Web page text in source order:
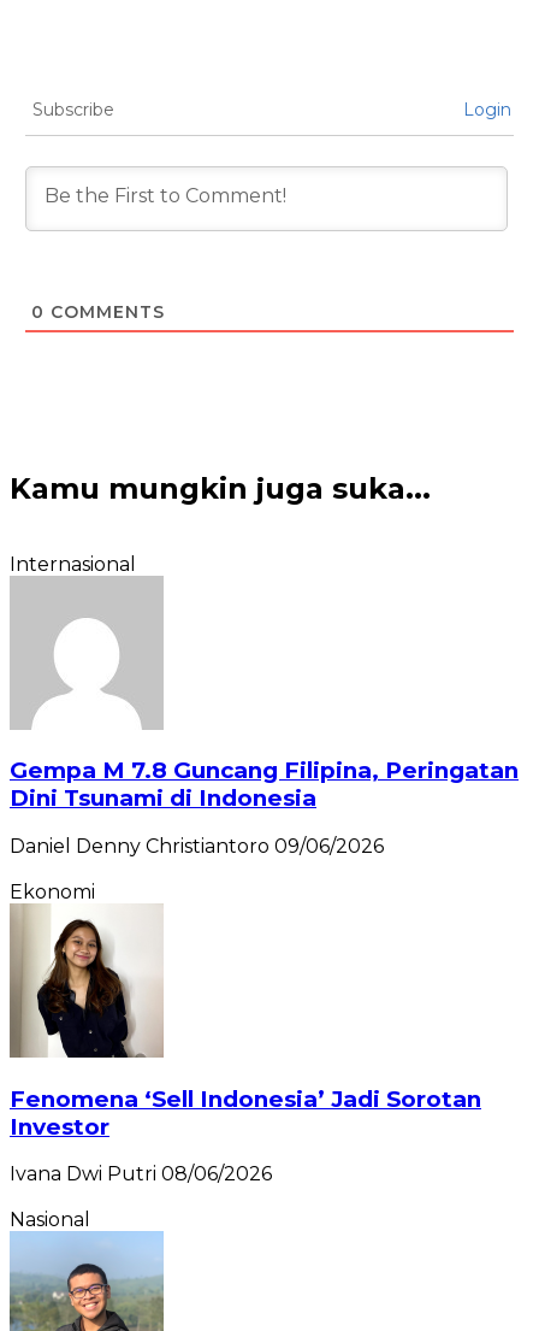
Subscribe Login
0 COMMENTS
Kamu mungkin juga suka...
Internasional
Gempa M 7.8 Guncang Filipina, Peringatan
Dini Tsunami di Indonesia
Daniel Denny Christiantoro 09/06/2026
Ekonomi
Fenomena ‘Sell Indonesia’ Jadi Sorotan
Investor
Ivana Dwi Putri 08/06/2026
Nasional